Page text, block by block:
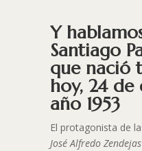
Y
Santiago
que nació
hoy, 24 de
año 1953
El protagonista de
José Alfredo